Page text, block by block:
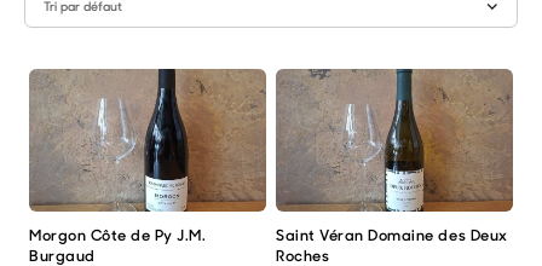
Morgon Côte de Py J.M.
Burgaud
Saint Véran Domaine des Deux
Roches